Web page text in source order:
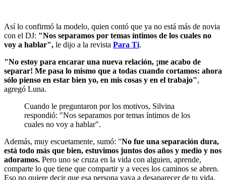
Así lo confirmó la modelo, quien contó que ya no está más de novia
con el DJ: "Nos separamos por temas íntimos de los cuales no
voy a hablar", le dijo a la revista Para Ti.
"No estoy para encarar una nueva relación, ¡me acabo de
separar! Me pasa lo mismo que a todas cuando cortamos: ahora
sólo pienso en estar bien yo, en mis cosas y en el trabajo",
agregó Luna.
Cuando le preguntaron por los motivos, Silvina
respondió: "Nos separamos por temas íntimos de los
cuales no voy a hablar".
Además, muy escuetamente, sumó: "No fue una separación dura,
está todo más que bien, estuvimos juntos dos años y medio y nos
adoramos. Pero uno se cruza en la vida con alguien, aprende,
comparte lo que tiene que compartir y a veces los caminos se abren.
Eso no quiere decir que esa persona vaya a desaparecer de tu vida.